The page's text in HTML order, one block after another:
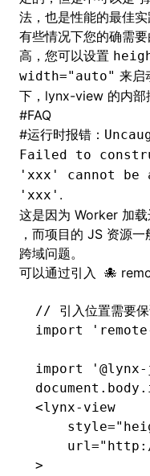
法，也是性能的最佳实
有些情况下您的确需
高，您可以设置
width="auto" 来启
下，lynx-view 的内部
#FAQ
#运行时报错：
Failed to
'xxx' cannot be
'xxx' .
这是因为 Worker 加
，而项目的 JS 资源
跨域问题。
可以通过引入
// 引入位置需要
import
import
document . body
<lynx-view
>